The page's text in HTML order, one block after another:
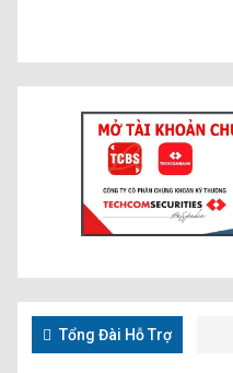
Tổng Đài Hỗ Trợ